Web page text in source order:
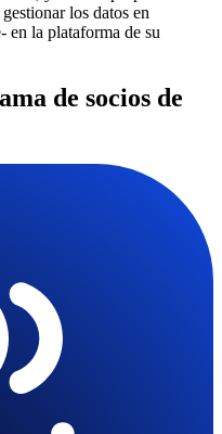
los datos en
en la plataforma de su
de socios de